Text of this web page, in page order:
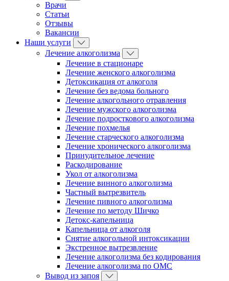
Врачи
Статьи
Отзывы
Вакансии
Наши услуги
Лечение алкоголизма
Лечение в стационаре
Лечение женского алкоголизма
Детоксикация от алкоголя
Лечение без ведома больного
Лечение алкогольного отравления
Лечение мужского алкоголизма
Лечение подросткового алкоголизма
Лечение похмелья
Лечение старческого алкоголизма
Лечение хронического алкоголизма
Принудительное лечение
Раскодирование
Укол от алкоголизма
Лечение винного алкоголизма
Частный вытрезвитель
Лечение пивного алкоголизма
Лечение по методу Шичко
Детокс-капельница
Капельница от алкоголя
Снятие алкогольной интоксикации
Экстренное вытрезвление
Лечение алкоголизма без кодирования
Лечение алкоголизма по ОМС
Вывод из запоя